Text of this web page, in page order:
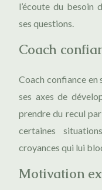
l’écoute du besoin
ses questions.
Coach
Coach confiance en
ses axes de
prendre du recul
certaines
croyances qui lui
Motivation